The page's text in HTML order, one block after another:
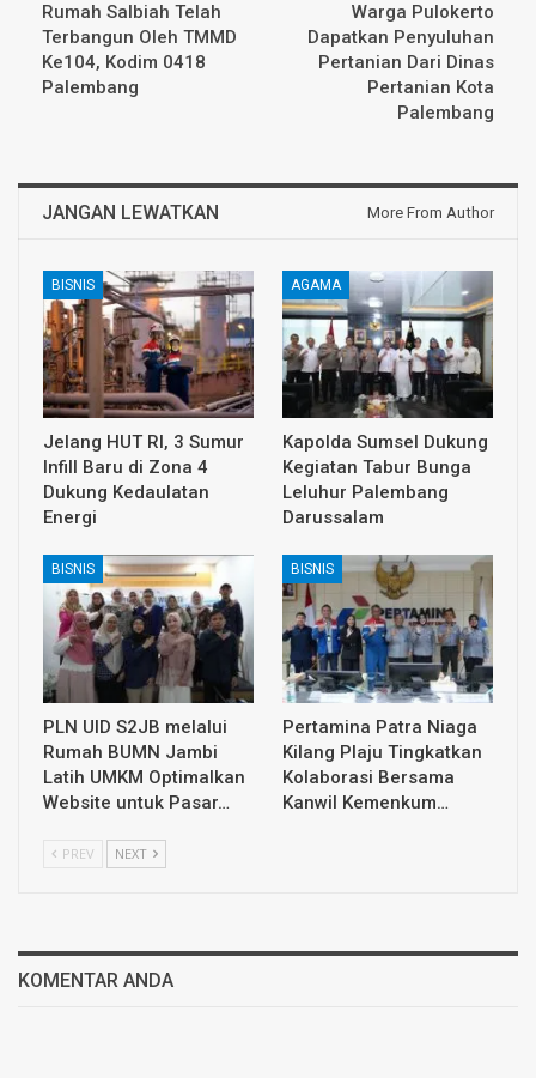
Rumah Salbiah Telah
Terbangun Oleh TMMD
Ke104, Kodim 0418
Palembang
Warga Pulokerto
Dapatkan Penyuluhan
Pertanian Dari Dinas
Pertanian Kota
Palembang
JANGAN LEWATKAN More From Author
BISNIS
Jelang HUT RI, 3 Sumur
Infill Baru di Zona 4
Dukung Kedaulatan
Energi
AGAMA
Kapolda Sumsel Dukung
Kegiatan Tabur Bunga
Leluhur Palembang
Darussalam
BISNIS
PLN UID S2JB melalui
Rumah BUMN Jambi
Latih UMKM Optimalkan
Website untuk Pasar…
BISNIS
Pertamina Patra Niaga
Kilang Plaju Tingkatkan
Kolaborasi Bersama
Kanwil Kemenkum…
PREV NEXT
KOMENTAR ANDA